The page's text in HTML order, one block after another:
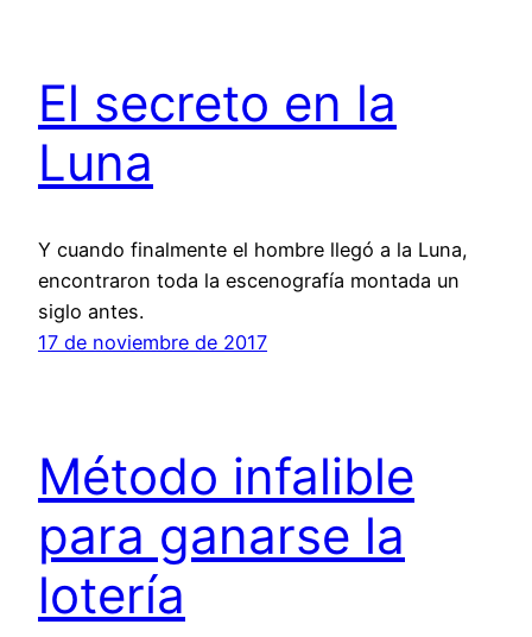
El secreto en la
Luna
Y cuando finalmente el hombre llegó a la Luna,
encontraron toda la escenografía montada un
siglo antes.
17 de noviembre de 2017
Método infalible
para ganarse la
lotería